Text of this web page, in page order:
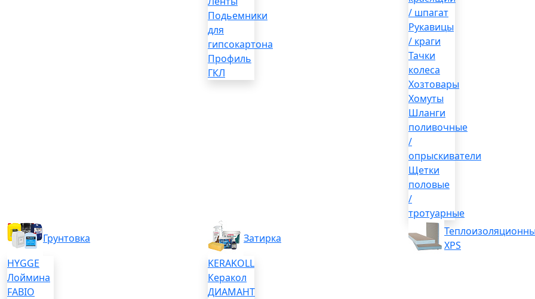
Подьемники
для
гипсокартона
Профиль
ГКЛ
/ шпагат
Рукавицы
/ краги
Тачки
колеса
Хозтовары
Хомуты
Шланги
поливочные
/
опрыскиватели
Щетки
половые
/
тротуарные
Грунтовка
HYGGE
Лоймина
FABIO
Затирка
KERAKOLL
Керакол
ДИАМАНТ
XPS